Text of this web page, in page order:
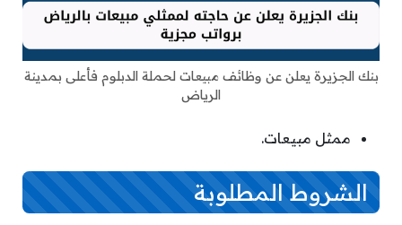
بنك الجزيرة يعلن عن وظائف مبيعات لحملة الدبلوم فأعلى بمدينة
الرياض
ممثل مبيعات.
الشروط المطلوبة